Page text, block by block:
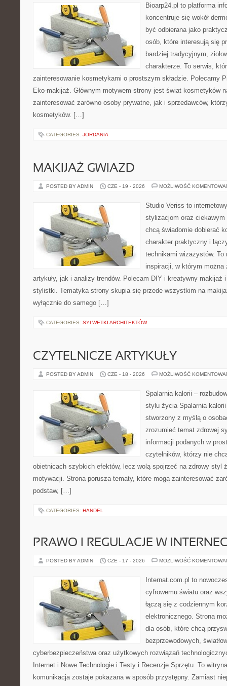
Bioarp24.pl to platforma
koncentruje się wokół
być odbierana jako
osób, które interesują się
bardziej tradycyjnym,
charakterze. To serwis,
zainteresowanie kosmetykami o prostszym składzie. Polecamy
Eko-makijaż. Głównym motywem strony jest świat kosmetyków
zainteresować zarówno osoby prywatne, jak i sprzedawców,
kosmetyków. […]
CATEGORIES: JORDANIA
MAKIJAŻ GWIAZD
POSTED BY ADMIN CZE - 19 - 2026 MOŻLIWOŚĆ
Studio Veriss to
stylizacjom oraz ciekawym
chcą świadomie dobierać
charakter praktyczny i
technikami wizażystów. To
inspiracji, w którym
artykuły, jak i analizy trendów. Polecam DIY i kreatywny makijaż
stylistki. Tematyka strony skupia się przede wszystkim na
wyłącznie do samego […]
CATEGORIES: SYLWETKI ARCHITEKTÓW
CZYTELNICZE ARTYKUŁY
POSTED BY ADMIN CZE - 18 - 2026 MOŻLIWOŚĆ
Spalarnia kalorii –
stylu życia Spalarnia
stworzony z myślą o
zrozumieć temat zdrowej
informacji podanych w
czytelników, którzy nie
obietnicach szybkich efektów, lecz wolą spojrzeć na zdrowy styl
motywacji. Strona porusza tematy, które mogą zainteresować
podstaw, […]
CATEGORIES: HANDEL
PRAWO I REGULACJE W
POSTED BY ADMIN CZE - 17 - 2026 MOŻLIWOŚĆ
Internat.com.pl to
cyfrowemu światu oraz
łączą się z codziennym
elektronicznego. Strona
dla osób, które chcą
bezprzewodowych,
cyberbezpieczeństwa oraz użytkowych rozwiązań
Internet i Nowe Technologie i Testy i Recenzje Sprzętu. To
komunikacja zostaje pokazana w sposób przystępny. Zamiast